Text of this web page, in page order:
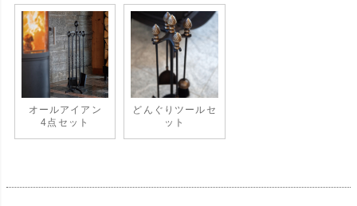
オールアイアン
4点セット
どんぐりツールセ
ット